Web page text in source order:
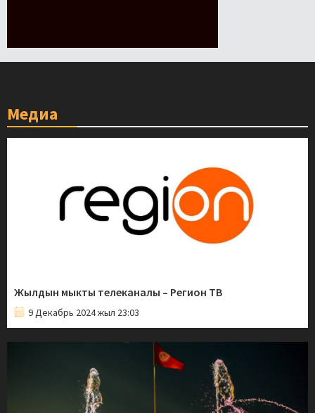
Медиа
Жылдын мыкты телеканалы – Регион ТВ
9 Декабрь 2024 жыл 23:03